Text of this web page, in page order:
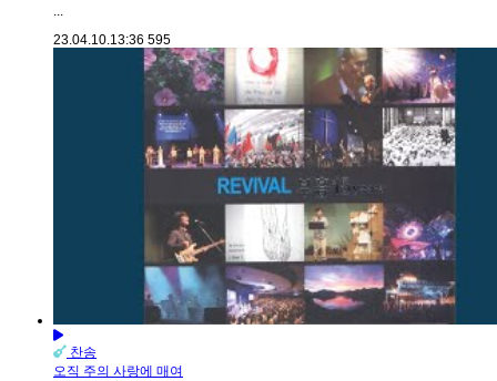
...
23.04.10.13:36 595
찬송
오직 주의 사랑에 매여